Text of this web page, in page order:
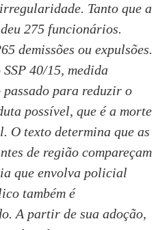
Tanto que a
275 funcionários.
demissões ou expulsões.
40/15, medida
para reduzir o
possível, que é a morte
O texto determina que as
de região compareçam
que envolva policial
também é
A partir de sua adoção,